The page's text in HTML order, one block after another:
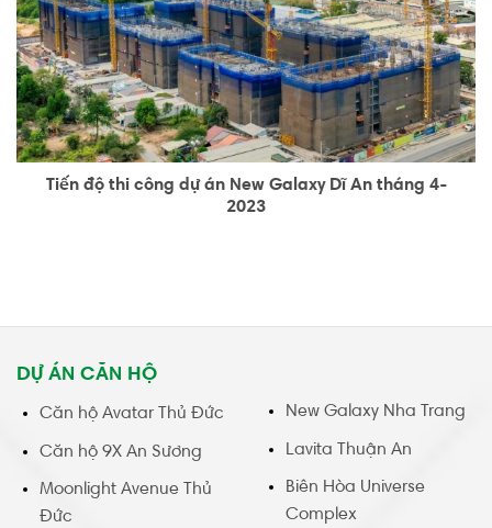
Tiến độ thi công dự án New Galaxy Dĩ An tháng 4-
2023
DỰ ÁN CĂN HỘ
Căn hộ Avatar Thủ Đức
Căn hộ 9X An Sương
Moonlight Avenue Thủ
Đức
New Galaxy Nha Trang
Lavita Thuận An
Biên Hòa Universe
Complex